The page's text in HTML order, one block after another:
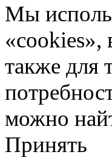
Мы
«cookies»,
также для
можно
Принять